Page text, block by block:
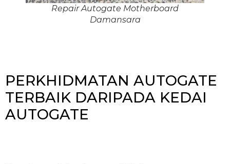
Repair Autogate Motherboard
Damansara
PERKHIDMATAN AUTOGATE
TERBAIK DARIPADA KEDAI
AUTOGATE